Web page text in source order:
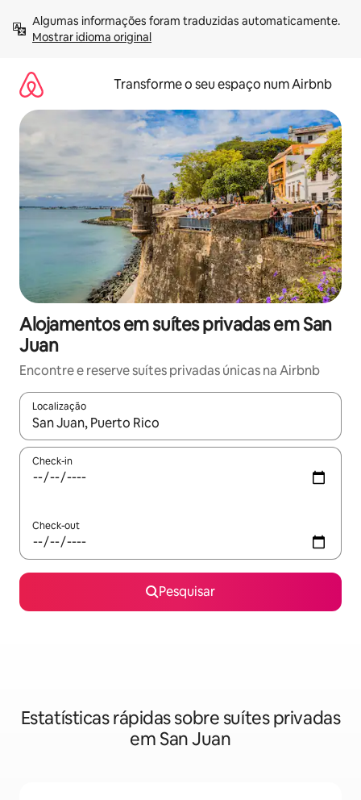
para
Mostrar idioma original
Transforme o seu espaço num Airbnb
Alojamentos em suítes privadas em San
Juan
Encontre e reserve suítes privadas únicas na Airbnb
Localização
Quando os resultados estiverem disponíveis, navegue com
Check-in
Check-out
Pesquisar
Estatísticas rápidas sobre suítes privadas
em San Juan